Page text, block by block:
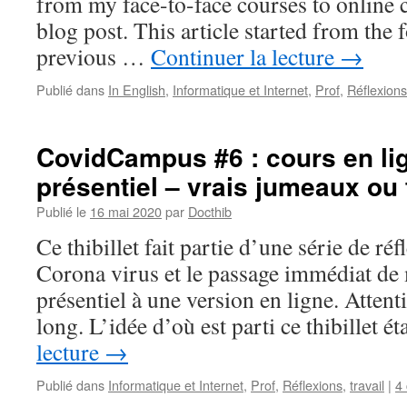
blog post. This article started from the
previous … Continuer la lecture →
Publié dans In English, Informatique et Internet, Prof, Réflexions
CovidCampus #6 : cours en
présentiel – vrais jumeaux
Publié le 16 mai 2020par Docthib
Ce thibillet fait partie d’une série de
Corona virus et le passage immédiat de
présentiel à une version en ligne.
long. L’idée d’où est parti ce thibillet
lecture →
Publié dans Informatique et Internet, Prof, Réflexions, travail | 4